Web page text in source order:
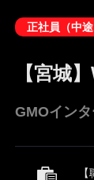
正社員（中途
【宮城
GMOイン